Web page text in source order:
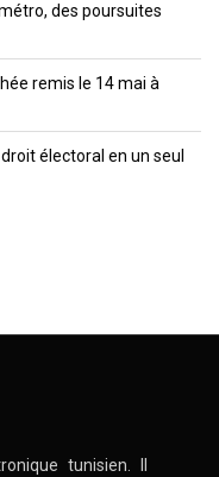
des poursuites
remis le 14 mai à
électoral en un seul
tunisien. Il